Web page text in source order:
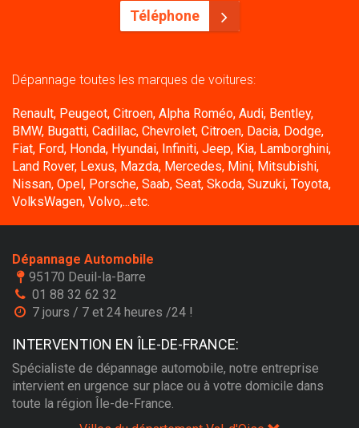
Téléphone
Dépannage toutes les marques de voitures:
Renault, Peugeot, Citroen, Alpha Roméo, Audi, Bentley,
BMW, Bugatti, Cadillac, Chevrolet, Citroen, Dacia, Dodge,
Fiat, Ford, Honda, Hyundai, Infiniti, Jeep, Kia, Lamborghini,
Land Rover, Lexus, Mazda, Mercedes, Mini, Mitsubishi,
Nissan, Opel, Porsche, Saab, Seat, Skoda, Suzuki, Toyota,
VolksWagen, Volvo,...etc.
Dépannage Automobile
95170 Deuil-la-Barre
01 88 32 62 32
7 jours / 7 et 24 heures /24 !
INTERVENTION EN ÎLE-DE-FRANCE:
Spécialiste de dépannage automobile, notre entreprise
intervient en urgence sur place ou à votre domicile dans
toute la région Île-de-France.